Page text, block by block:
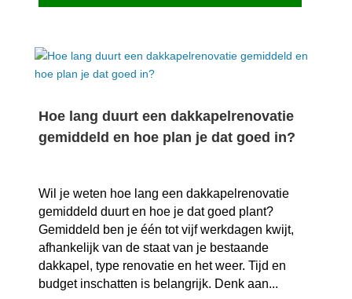
Hoe lang duurt een dakkapelrenovatie
gemiddeld en hoe plan je dat goed in?
Wil je weten hoe lang een dakkapelrenovatie
gemiddeld duurt en hoe je dat goed plant?
Gemiddeld ben je één tot vijf werkdagen kwijt,
afhankelijk van de staat van je bestaande
dakkapel, type renovatie en het weer.​ Tijd en
budget inschatten is belangrijk.​ Denk aan...